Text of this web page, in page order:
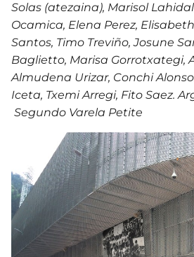
Solas (atezaina), Marisol
Ocamica, Elena Perez,
Santos, Timo Treviño, Josune
Baglietto, Marisa Gorrotxategi,
Almudena Urizar, Conchi
Iceta, Txemi Arregi, Fito Saez.
Segundo Varela Petite